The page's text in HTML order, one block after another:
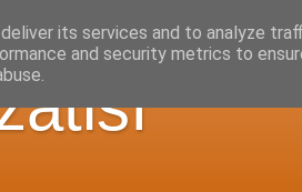
its services and to analyze
and security metrics to